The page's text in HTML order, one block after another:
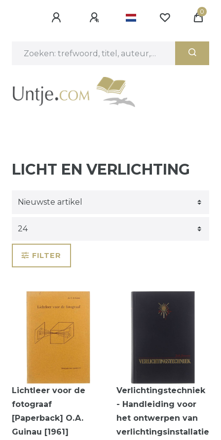
0
LICHT EN VERLICHTING
FILTER
Lichtleer voor de
fotograaf
[Paperback] O.A.
Guinau [1961]
Verlichtingstechniek
- Handleiding voor
het ontwerpen van
verlichtingsinstallatie